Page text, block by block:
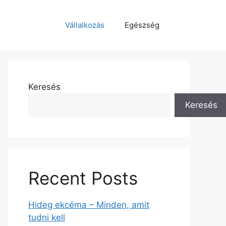
Vállalkozás Egészség
Keresés
Keresés
Recent Posts
Hideg ekcéma – Minden, amit
tudni kell